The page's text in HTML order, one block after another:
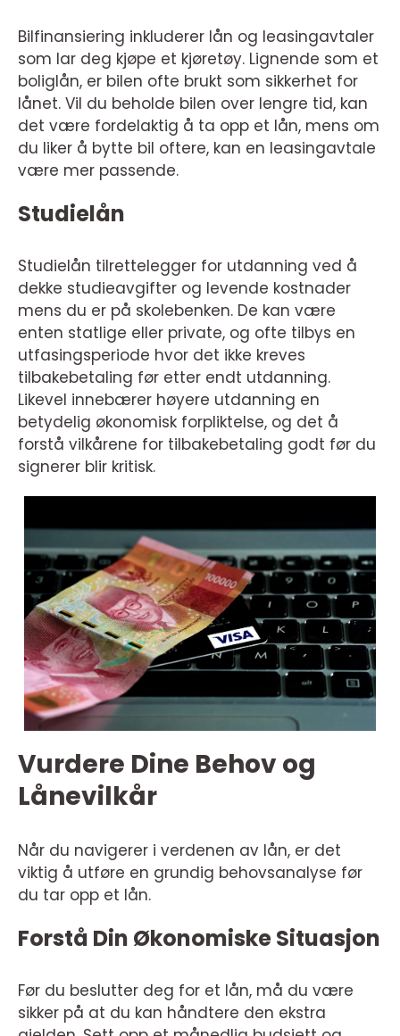
Bilfinansiering inkluderer lån og leasingavtaler
som lar deg kjøpe et kjøretøy. Lignende som et
boliglån, er bilen ofte brukt som sikkerhet for
lånet. Vil du beholde bilen over lengre tid, kan
det være fordelaktig å ta opp et lån, mens om
du liker å bytte bil oftere, kan en leasingavtale
være mer passende.
Studielån
Studielån tilrettelegger for utdanning ved å
dekke studieavgifter og levende kostnader
mens du er på skolebenken. De kan være
enten statlige eller private, og ofte tilbys en
utfasingsperiode hvor det ikke kreves
tilbakebetaling før etter endt utdanning.
Likevel innebærer høyere utdanning en
betydelig økonomisk forpliktelse, og det å
forstå vilkårene for tilbakebetaling godt før du
signerer blir kritisk.
Vurdere Dine Behov og
Lånevilkår
Når du navigerer i verdenen av lån, er det
viktig å utføre en grundig behovsanalyse før
du tar opp et lån.
Forstå Din Økonomiske Situasjon
Før du beslutter deg for et lån, må du være
sikker på at du kan håndtere den ekstra